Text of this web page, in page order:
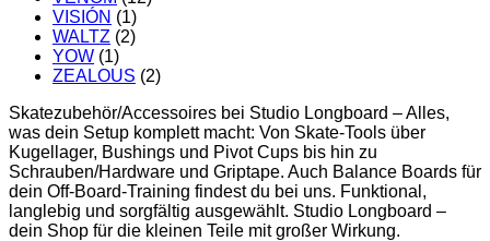
VISIÓN (1)
WALTZ (2)
YOW (1)
ZEALOUS (2)
Skatezubehör/Accessoires bei Studio Longboard – Alles,
was dein Setup komplett macht: Von Skate-Tools über
Kugellager, Bushings und Pivot Cups bis hin zu
Schrauben/Hardware und Griptape. Auch Balance Boards für
dein Off-Board-Training findest du bei uns. Funktional,
langlebig und sorgfältig ausgewählt. Studio Longboard –
dein Shop für die kleinen Teile mit großer Wirkung.